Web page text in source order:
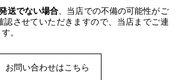
送でない場合 、当店での不備の可能性がご
認させていただきますので、当店までご連
。
お問い合わせはこちら